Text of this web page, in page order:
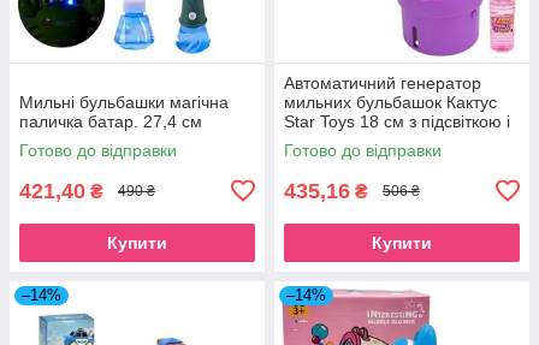
Мильні бульбашки магічна
паличка батар. 27,4 см
Готово до відправки
421,40 ₴ 490 ₴
Купити
Автоматичний генератор
мильних бульбашок Кактус
Star Toys 18 см з підсвіткою і
мильним розчином рожевий
MIC (P82328A)
Готово до відправки
435,16 ₴ 506 ₴
Купити
–14% –14%